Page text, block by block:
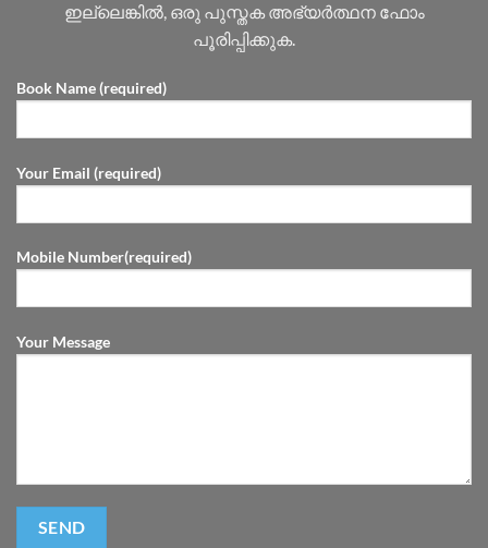
ഇല്ലെങ്കിൽ, ഒരു പുസ്തക അഭ്യർത്ഥന ഫോം
പൂരിപ്പിക്കുക.
Book Name (required)
Your Email (required)
Mobile Number(required)
Your Message